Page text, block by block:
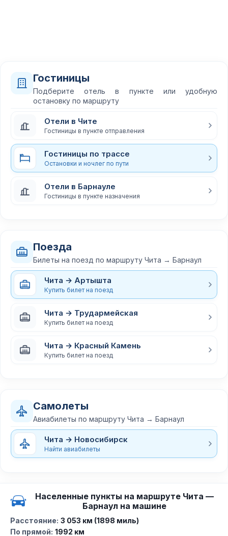
Гостиницы
Подберите отель в пункте или удобную
остановку по маршруту
Отели в Чите
Гостиницы в пункте отправления
Гостиницы по трассе
Остановки и ночлег по пути
Отели в Барнауле
Гостиницы в пункте назначения
Поезда
Билеты на поезд по маршруту Чита → Барнаул
Чита → Артышта
Купить билет на поезд
Чита → Трудармейская
Купить билет на поезд
Чита → Красный Камень
Купить билет на поезд
Самолеты
Авиабилеты по маршруту Чита → Барнаул
Чита → Новосибирск
Найти авиабилеты
Населенные пункты на маршруте Чита —
Барнаул на машине
Расстояние: 3 053 км (1898 миль)
По прямой: 1992 км